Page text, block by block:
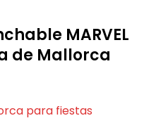
MARVEL
de Mallorca